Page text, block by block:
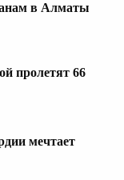
в Алматы
пролетят 66
мечтает